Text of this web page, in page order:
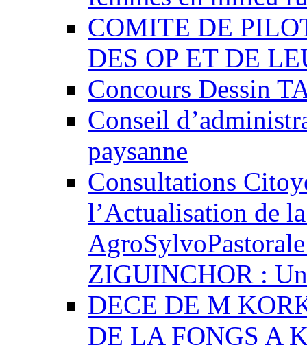
COMITE DE
DES OP ET DE
Concours Dessin
Conseil
paysanne
Consultations
l’Actualisation de
ZIGUINCHOR :
DECE DE M
DE LA FONGS A